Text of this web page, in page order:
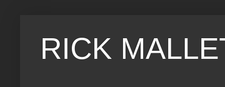
RICK